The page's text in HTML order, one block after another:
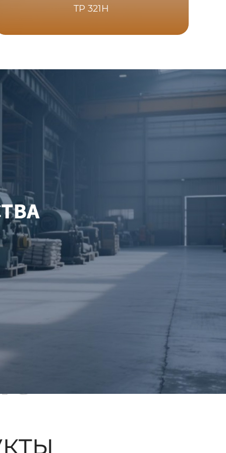
TP 321H